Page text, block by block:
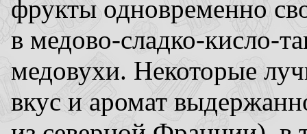
фрукты одновременно
в медово-сладко-кисло-
медовухи. Некоторые
вкус и аромат